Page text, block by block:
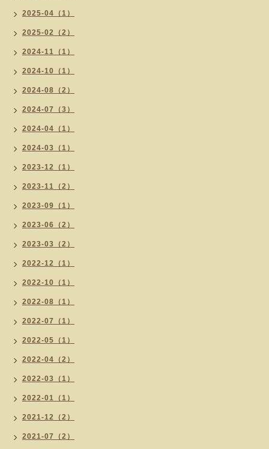
2025-04（1）
2025-02（2）
2024-11（1）
2024-10（1）
2024-08（2）
2024-07（3）
2024-04（1）
2024-03（1）
2023-12（1）
2023-11（2）
2023-09（1）
2023-06（2）
2023-03（2）
2022-12（1）
2022-10（1）
2022-08（1）
2022-07（1）
2022-05（1）
2022-04（2）
2022-03（1）
2022-01（1）
2021-12（2）
2021-07（2）